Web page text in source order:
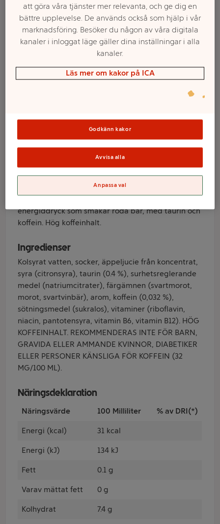
Energidryck Red
Berries 25cl
Varumärke
Produktinformation
Euro Shopper Energy drink Red berries är en
energiddryck som smakar röda bär, med taurin och
koffein. Hög koffeinhalt.
Ingredienser
Kolsyrat vatten, socker, äppeljucie från koncentrat,
syra (citronsyra), taurin (0.4 %), surhetsreglerande
medel (natriumcitrater), färgämnen (svartmorot,
morot, svartvinbär), arom, koffein (0,032 %),
sötningsmedel (sukralos), vitaminer (riboflavin,
niacin, pantotensyra, vitamin B6, vitamin B12). HÖG
KOFFEINHALT. REKOMMENDERAS INTE FÖR BARN,
GRAVIDA ELLER AMMANDE KVINNOR, DIABETIKER
ELLER PERSONER KÄNSLIGA FÖR KOFFEIN (32
MG/100 ML).
Näringsdeklaration
Näringsvärde 100 Milliliter % av DRI(*)
Energi (kcal) 31 kcal
Energi (kJ) 134 kJ
Fett 0.1 g
Varav mättat fett 0 g
Kolhydrat 7.4 g
Sortimentet kan variera mellan butikerna
att göra våra tjänster mer relevanta, och ge dig en
bättre upplevelse. De används också som hjälp i vår
marknadsföring. Besöker du någon av våra digitala
kanaler i inloggat läge gäller dina inställningar i alla
kanaler.
Läs mer om kakor på ICA
Godkänn kakor
Avvisa alla
Anpassa val